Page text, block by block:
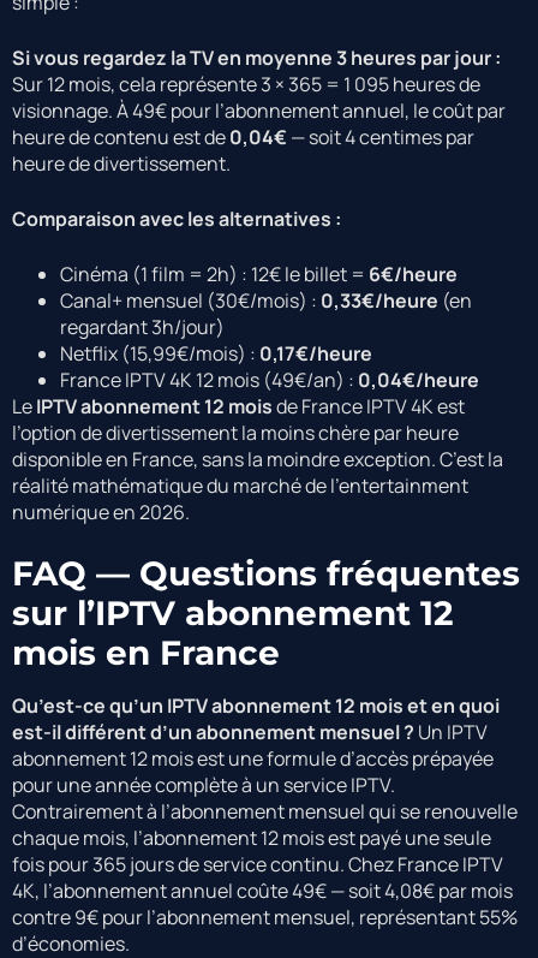
Si vous regardez la TV en moyenne 3 heures par jour :
Sur 12 mois, cela représente 3 × 365 = 1 095 heures de
visionnage. À 49€ pour l’abonnement annuel, le coût par
heure de contenu est de0,04€ — soit 4 centimes par
heure de divertissement.
Comparaison avec les alternatives :
Cinéma (1 film = 2h) : 12€ le billet = 6€/heure
Canal+ mensuel (30€/mois) : 0,33€/heure (en
regardant 3h/jour)
Netflix (15,99€/mois) : 0,17€/heure
France IPTV 4K 12 mois (49€/an) : 0,04€/heure
LeIPTV abonnement 12 moisde France IPTV 4K est
l’option de divertissement la moins chère par heure
disponible en France, sans la moindre exception. C’est la
réalité mathématique du marché de l’entertainment
numérique en 2026.
FAQ — Questions fréquentes
sur l’IPTV abonnement 12
mois en France
Qu’est-ce qu’un IPTV abonnement 12 mois et en quoi
est-il différent d’un abonnement mensuel ? Un IPTV
abonnement 12 mois est une formule d’accès prépayée
pour une année complète à un service IPTV.
Contrairement à l’abonnement mensuel qui se renouvelle
chaque mois, l’abonnement 12 mois est payé une seule
fois pour 365 jours de service continu. Chez France IPTV
4K, l’abonnement annuel coûte 49€ — soit 4,08€ par mois
contre 9€ pour l’abonnement mensuel, représentant 55%
d’économies.